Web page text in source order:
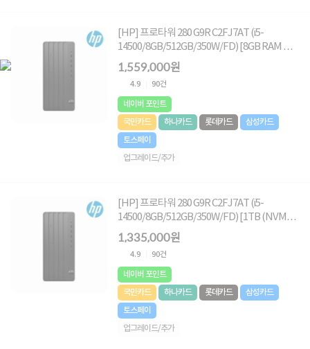
[HP] 프로타워 280 G9R C2FJ7AT (i5-
14500/8GB/512GB/350W/FD) [8GB RAM 추
가(총16GB) + 1TB (NVMe SSD) 교체]
1,559,000원
4.9 90건
네이버 포인트
국민카드
하나카드 롯데카드
삼성카드
토스페이
업그레이드/추가
[HP] 프로타워 280 G9R C2FJ7AT (i5-
14500/8GB/512GB/350W/FD) [1TB (NVMe
SSD) 교체]
1,335,000원
4.9 90건
네이버 포인트
국민카드
하나카드 롯데카드
삼성카드
토스페이
업그레이드/추가